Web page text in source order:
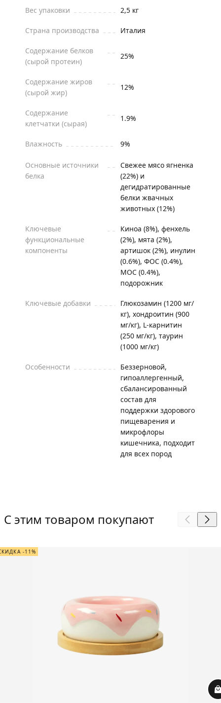
Вес упаковки 2,5 кг
Страна производства Италия
Содержание белков
(сырой протеин)
25%
Содержание жиров
(сырой жир)
12%
Содержание
клетчатки (сырая)
1.9%
Влажность 9%
Основные источники
белка
Свежее мясо ягненка
(22%) и
дегидратированные
белки жвачных
животных (12%)
Ключевые
функциональные
компоненты
Киноа (8%), фенхель
(2%), мята (2%),
артишок (2%), инулин
(0.6%), ФОС (0.4%),
МОС (0.4%),
подорожник
Ключевые добавки
Глюкозамин (1200 мг/
кг), хондроитин (900
мг/кг), L-карнитин
(250 мг/кг), таурин
(1000 мг/кг)
Особенности
Беззерновой,
гипоаллергенный,
сбалансированный
состав для
поддержки здорового
пищеварения и
микрофлоры
кишечника, подходит
для всех пород
С этим товаром покупают
-11%